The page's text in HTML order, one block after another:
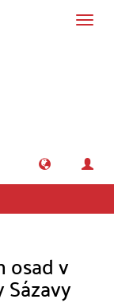
osad v